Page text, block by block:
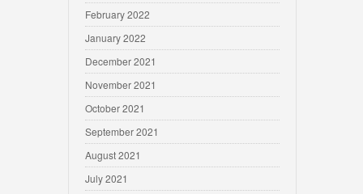
February 2022
January 2022
December 2021
November 2021
October 2021
September 2021
August 2021
July 2021